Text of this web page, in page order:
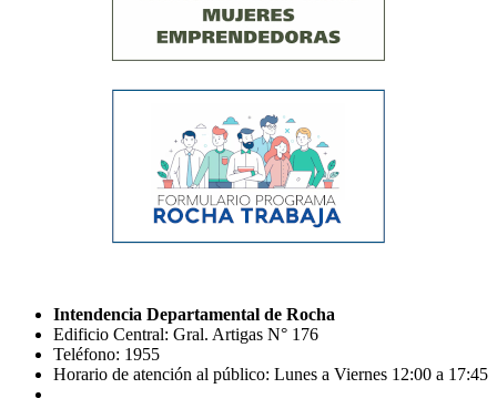
Intendencia Departamental de Rocha
Edificio Central: Gral. Artigas N° 176
Teléfono: 1955
Horario de atención al público: Lunes a Viernes 12:00 a 17:45